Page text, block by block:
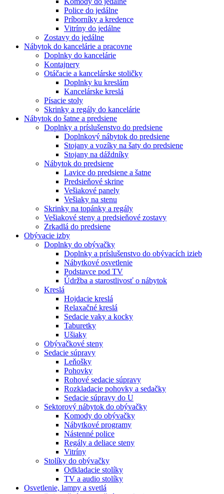
Police do jedálne
Príborníky a kredence
Vitríny do jedálne
Zostavy do jedálne
Nábytok do kancelárie a pracovne
Doplnky do kancelárie
Kontajnery
Otáčacie a kancelárske stoličky
Doplnky ku kreslám
Kancelárske kreslá
Písacie stoly
Skrinky a regály do kancelárie
Nábytok do šatne a predsiene
Doplnky a príslušenstvo do predsiene
Doplnkový nábytok do predsiene
Stojany a vozíky na šaty do predsiene
Stojany na dáždníky
Nábytok do predsiene
Lavice do predsiene a šatne
Predsieňové skrine
Vešiakové panely
Vešiaky na stenu
Skrinky na topánky a regály
Vešiakové steny a predsieňové zostavy
Zrkadlá do predsiene
Obývacie izby
Doplnky do obývačky
Doplnky a príslušenstvo do obývacích izieb
Nábytkové osvetlenie
Podstavce pod TV
Údržba a starostlivosť o nábytok
Kreslá
Hojdacie kreslá
Relaxačné kreslá
Sedacie vaky a kocky
Taburetky
Ušiaky
Obývačkové steny
Sedacie súpravy
Leňošky
Pohovky
Rohové sedacie súpravy
Rozkladacie pohovky a sedačky
Sedacie súpravy do U
Sektorový nábytok do obývačky
Komody do obývačky
Nábytkové programy
Nástenné police
Regály a deliace steny
Vitríny
Stolíky do obývačky
Odkladacie stolíky
TV a audio stolíky
Osvetlenie, lampy a svetlá